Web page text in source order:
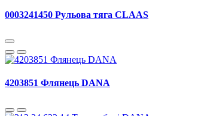
0003241450 Рульова тяга CLAAS
4203851 Флянець DANA